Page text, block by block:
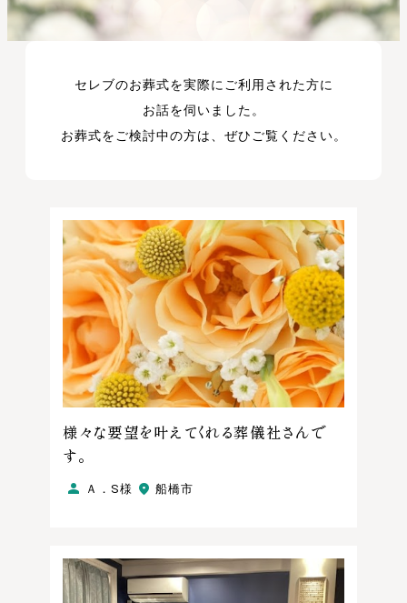
セレブのお葬式を実際にご利用された方に
お話を伺いました。
お葬式をご検討中の方は、ぜひご覧ください。
様々な要望を叶えてくれる葬儀社さんで
す。
Ａ．S様 船橋市